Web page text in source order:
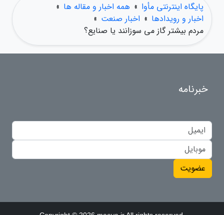
پایگاه اینترنتی مأوا » همه اخبار و مقاله ها »
اخبار و رویدادها » اخبار صنعت »
مردم بیشتر گاز می سوزانند یا صنایع؟
خبرنامه
عضویت